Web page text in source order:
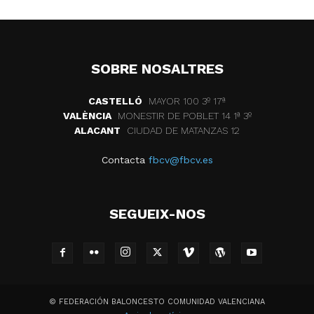
SOBRE NOSALTRES
CASTELLÓ
MAYOR 100 3º 17ª
VALÈNCIA
MONESTIR DE POBLET 14 1ª 3º
ALACANT
CIUDAD DE MATANZAS 12
Contacta fbcv@fbcv.es
SEGUEIX-NOS
© FEDERACIÓN BALONCESTO COMUNIDAD VALENCIANA